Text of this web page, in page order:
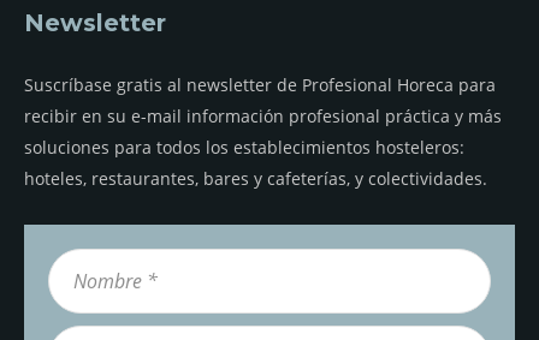
Newsletter
Suscríbase gratis al newsletter de Profesional Horeca para
recibir en su e-mail información profesional práctica y más
soluciones para todos los establecimientos hosteleros:
hoteles, restaurantes, bares y cafeterías, y colectividades.